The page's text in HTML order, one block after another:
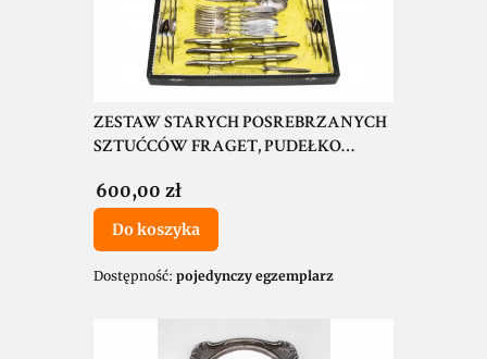
ZESTAW STARYCH POSREBRZANYCH
SZTUĆCÓW FRAGET, PUDEŁKO
Cena
600,00 zł
Do koszyka
Dostępność: pojedynczy egzemplarz